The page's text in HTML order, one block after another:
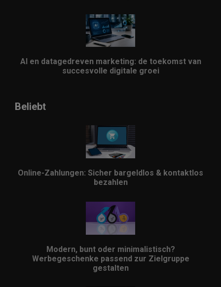
AI en datagedreven marketing: de toekomst van
succesvolle digitale groei
Beliebt
Online-Zahlungen: Sicher bargeldlos & kontaktlos
bezahlen
Modern, bunt oder minimalistisch?
Werbegeschenke passend zur Zielgruppe
gestalten